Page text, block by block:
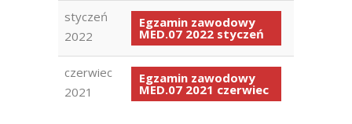
styczeń
2022
Egzamin zawodowy
MED.07 2022 styczeń
czerwiec
2021
Egzamin zawodowy
MED.07 2021 czerwiec